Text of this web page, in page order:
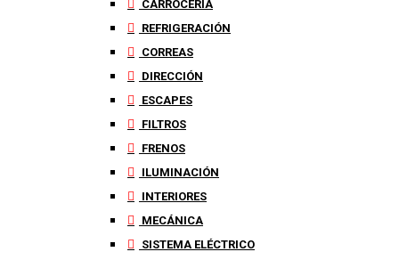
CARROCERÍA
REFRIGERACIÓN
CORREAS
DIRECCIÓN
ESCAPES
FILTROS
FRENOS
ILUMINACIÓN
INTERIORES
MECÁNICA
SISTEMA ELÉCTRICO